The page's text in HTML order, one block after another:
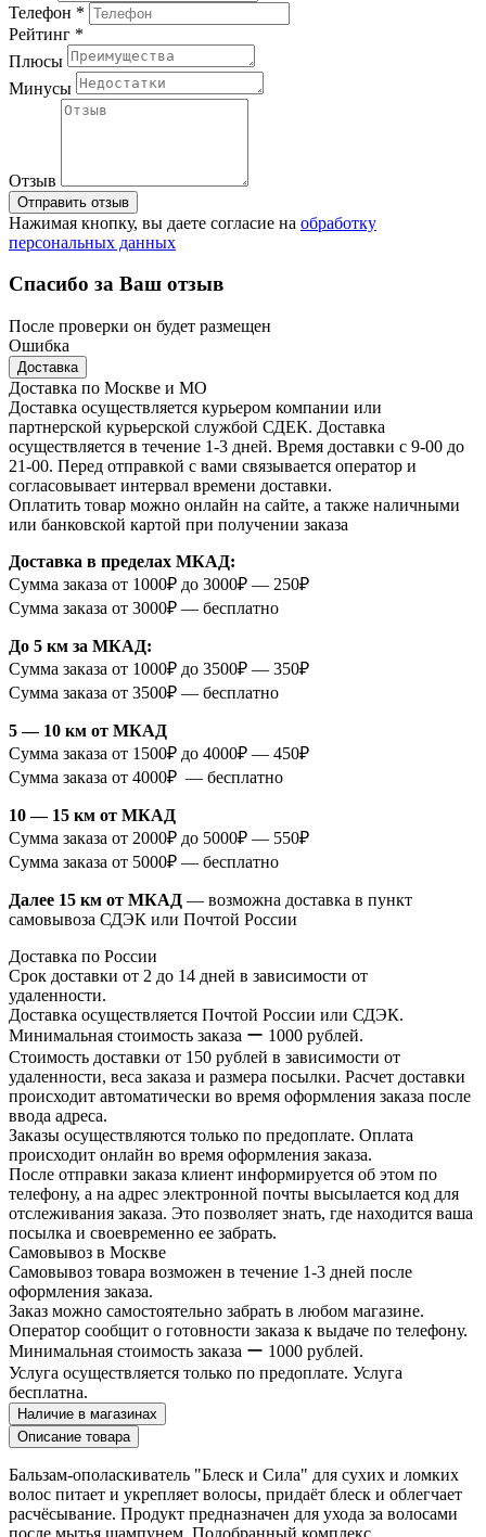
Телефон *
Рейтинг *
Плюсы
Минусы
Отзыв
Отправить отзыв
Нажимая кнопку, вы даете согласие на обработку
персональных данных
Спасибо за Ваш отзыв
После проверки он будет размещен
Ошибка
Доставка
Доставка по Москве и МО
Доставка осуществляется курьером компании или
партнерской курьерской службой СДЕК. Доставка
осуществляется в течение 1-3 дней. Время доставки с 9-00 до
21-00. Перед отправкой с вами связывается оператор и
согласовывает интервал времени доставки.
Оплатить товар можно онлайн на сайте, а также наличными
или банковской картой при получении заказа
Доставка в пределах МКАД:
Сумма заказа от 1000₽ до 3000₽ — 250₽
Сумма заказа от 3000₽ — бесплатно
До 5 км за МКАД:
Сумма заказа от 1000₽ до 3500₽ — 350₽
Сумма заказа от 3500₽ — бесплатно
5 — 10 км от МКАД
Сумма заказа от 1500₽ до 4000₽ — 450₽
Сумма заказа от 4000₽ — бесплатно
10 — 15 км от МКАД
Сумма заказа от 2000₽ до 5000₽ — 550₽
Сумма заказа от 5000₽ — бесплатно
Далее 15 км от МКАД — возможна доставка в пункт
самовывоза СДЭК или Почтой России
Доставка по России
Срок доставки от 2 до 14 дней в зависимости от
удаленности.
Доставка осуществляется Почтой России или СДЭК.
Минимальная стоимость заказа ー 1000 рублей.
Стоимость доставки от 150 рублей в зависимости от
удаленности, веса заказа и размера посылки. Расчет доставки
происходит автоматически во время оформления заказа после
ввода адреса.
Заказы осуществляются только по предоплате. Оплата
происходит онлайн во время оформления заказа.
После отправки заказа клиент информируется об этом по
телефону, а на адрес электронной почты высылается код для
отслеживания заказа. Это позволяет знать, где находится ваша
посылка и своевременно ее забрать.
Самовывоз в Москве
Самовывоз товара возможен в течение 1-3 дней после
оформления заказа.
Заказ можно самостоятельно забрать в любом магазине.
Оператор сообщит о готовности заказа к выдаче по телефону.
Минимальная стоимость заказа ー 1000 рублей.
Услуга осуществляется только по предоплате. Услуга
бесплатна.
Наличие в магазинах
Описание товара
Бальзам-ополаскиватель "Блеск и Сила" для сухих и ломких
волос питает и укрепляет волосы, придаёт блеск и облегчает
расчёсывание. Продукт предназначен для ухода за волосами
после мытья шампунем. Подобранный комплекс